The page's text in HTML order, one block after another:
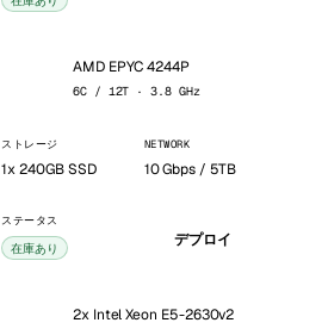
AMD EPYC 4244P
6C / 12T · 3.8 GHz
ストレージ
1x 240GB SSD
NETWORK
10 Gbps / 5TB
ステータス
在庫あり デプロイ
2x Intel Xeon E5-2630v2